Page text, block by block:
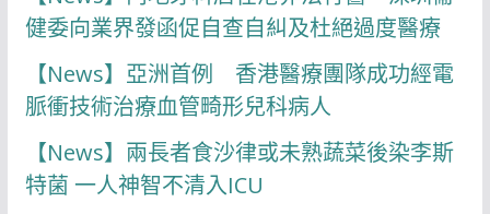
健委向業界發函促自查自糾及杜絕過度醫療
【News】亞洲首例 香港醫療團隊成功經電
脈衝技術治療血管畸形兒科病人
【News】兩長者食沙律或未熟蔬菜後染李斯
特菌 一人神智不清入ICU